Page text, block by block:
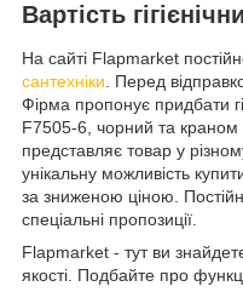
Вартість
На сайті Flapmarket
сантехніки . Перед
Фірма пропонує придбати
F7505-6, чорний та
представляє товар у
унікальну можливість
за зниженою ціною.
спеціальні пропозиції.
Flapmarket - тут ви
якості. Подбайте про